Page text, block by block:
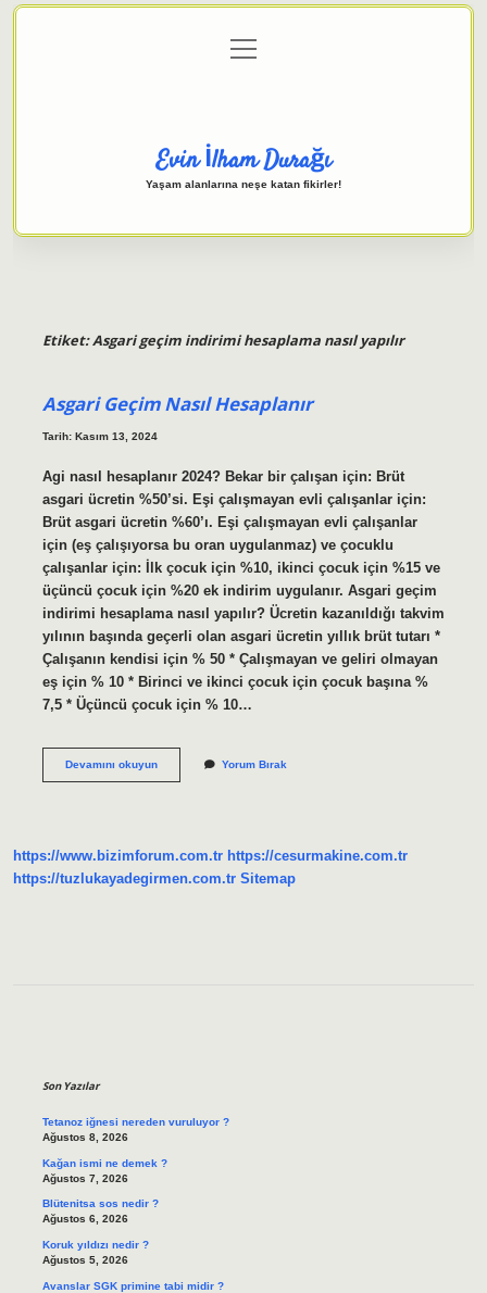
Gizlilik Politikası
menüyü
aç
Evin İlham Durağı
Yaşam alanlarına neşe katan fikirler!
Etiket:Asgari geçim indirimi hesaplama nasıl yapılır
Asgari Geçim Nasıl Hesaplanır
Tarih: Kasım 13, 2024
Agi nasıl hesaplanır 2024? Bekar bir çalışan için: Brüt
asgari ücretin %50’si. Eşi çalışmayan evli çalışanlar için:
Brüt asgari ücretin %60’ı. Eşi çalışmayan evli çalışanlar
için (eş çalışıyorsa bu oran uygulanmaz) ve çocuklu
çalışanlar için: İlk çocuk için %10, ikinci çocuk için %15 ve
üçüncü çocuk için %20 ek indirim uygulanır. Asgari geçim
indirimi hesaplama nasıl yapılır? Ücretin kazanıldığı takvim
yılının başında geçerli olan asgari ücretin yıllık brüt tutarı *
Çalışanın kendisi için % 50 * Çalışmayan ve geliri olmayan
eş için % 10 * Birinci ve ikinci çocuk için çocuk başına %
7,5 * Üçüncü çocuk için % 10…
Devamını okuyunAsgari
Yorum Bırak
https://www.bizimforum.com.tr https://cesurmakine.com.tr
https://tuzlukayadegirmen.com.tr Sitemap
Son Yazılar
Tetanoz iğnesi nereden vuruluyor ?
Ağustos 8, 2026
Kağan ismi ne demek ?
Ağustos 7, 2026
Blütenitsa sos nedir ?
Ağustos 6, 2026
Koruk yıldızı nedir ?
Ağustos 5, 2026
Avanslar SGK primine tabi midir ?